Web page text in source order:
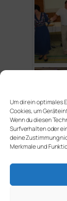
Um dir ein optimales
Cookies, um
Wenn du diesen
Surfverhalten oder
deine Zustimmung
Merkmale und
HOG